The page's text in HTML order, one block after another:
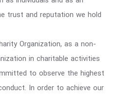
trust and reputation we hold
Organization, as a non-
in charitable activities
to observe the highest
In order to achieve our